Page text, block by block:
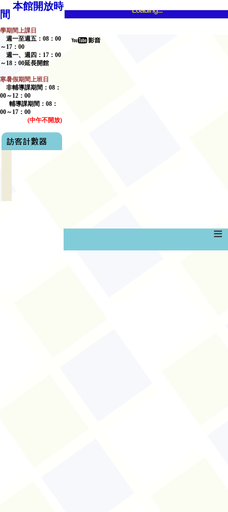
本館開放時
間
學期間上課日
週一至週五： 08 ： 00
～ 17 ： 00
週一、週四： 17 ： 00
～ 18 ： 00延長開館
寒暑假期間上班日
非輔導課期間： 08 ：
00～ 12 ： 00
輔導課期間： 08 ：
00～17：00
(中午不開放)
Loading...